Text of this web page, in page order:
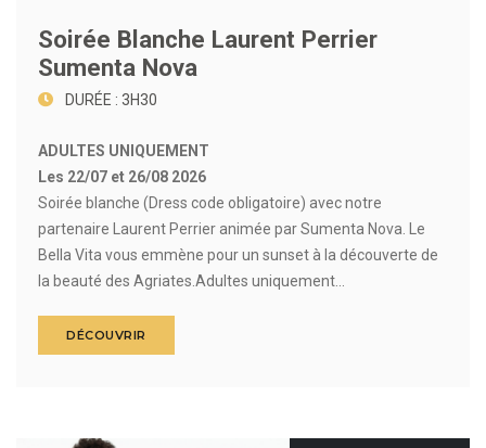
Soirée Blanche Laurent Perrier
Sumenta Nova
DURÉE : 3H30
ADULTES UNIQUEMENT
Les 22/07 et 26/08 2026
Soirée blanche (Dress code obligatoire) avec notre
partenaire Laurent Perrier animée par Sumenta Nova. Le
Bella Vita vous emmène pour un sunset à la découverte de
la beauté des Agriates.Adultes uniquement...
DÉCOUVRIR